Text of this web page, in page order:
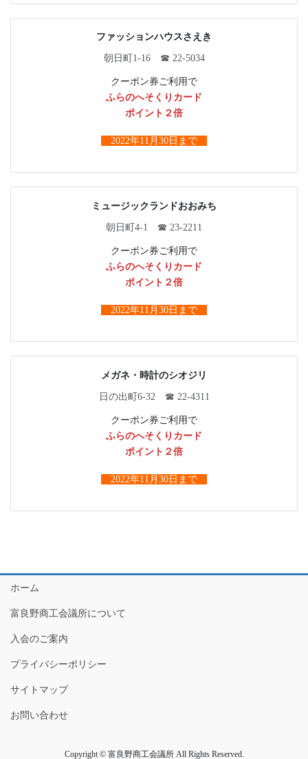
ファッションハウスさえき
朝日町1-16 ☎ 22-5034
クーポン券ご利用で
ふらのへそくりカード
ポイント２倍
2022年11月30日まで
ミュージックランドおおみち
朝日町4-1 ☎ 23-2211
クーポン券ご利用で
ふらのへそくりカード
ポイント２倍
2022年11月30日まで
メガネ・時計のシオジリ
日の出町6-32 ☎ 22-4311
クーポン券ご利用で
ふらのへそくりカード
ポイント２倍
2022年11月30日まで
ホーム
富良野商工会議所について
入会のご案内
プライバシーポリシー
サイトマップ
お問い合わせ
Copyright © 富良野商工会議所 All Rights Reserved.